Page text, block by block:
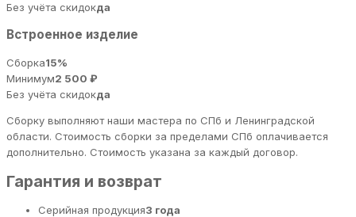
Без учёта скидокда
Встроенное изделие
Сборка15%
Минимум2 500 ₽
Без учёта скидокда
Сборку выполняют наши мастера по СПб и Ленинградской
области. Стоимость сборки за пределами СПб оплачивается
дополнительно. Стоимость указана за каждый договор.
Гарантия и возврат
Серийная продукция3 года